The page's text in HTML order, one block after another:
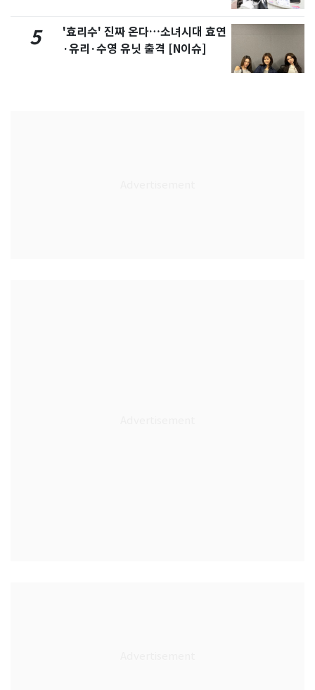
5
'효리수' 진짜 온다…소녀시대 효연
·유리·수영 유닛 출격 [N이슈]